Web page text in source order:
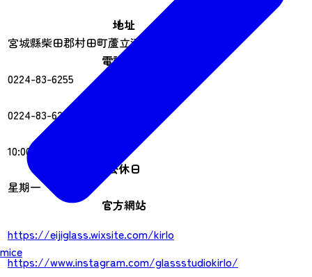
mice
地址
宮城縣柴田郡村田町蘆立漆坊 82 號 989-1311
電話號碼
0224-83-6255
0224-83-6255
10:00-17:00
公休日
星期一
官方網站
https://eijiglass.wixsite.com/kirlo
https://www.instagram.com/glassstudiokirlo/